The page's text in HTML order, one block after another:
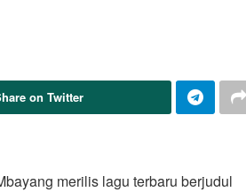
on Twitter
merilis lagu terbaru berjudul